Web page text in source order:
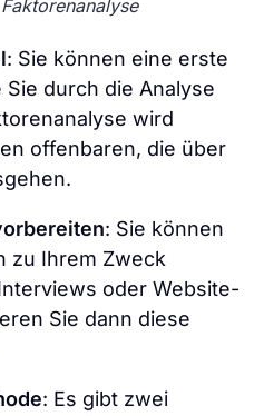
: Sie können eine erste
durch die Analyse
wird
offenbaren, die über
: Sie können
zu Ihrem Zweck
oder Website-
Sie dann diese
: Es gibt zwei